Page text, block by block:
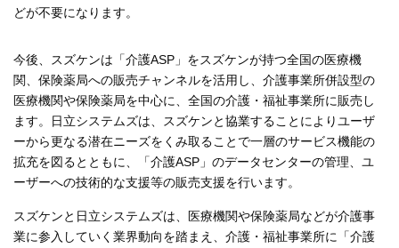
どが不要になります。
今後、スズケンは「介護ASP」をスズケンが持つ全国の医療機
関、保険薬局への販売チャンネルを活用し、介護事業所併設型の
医療機関や保険薬局を中心に、全国の介護・福祉事業所に販売し
ます。日立システムズは、スズケンと協業することによりユーザ
ーから更なる潜在ニーズをくみ取ることで一層のサービス機能の
拡充を図るとともに、「介護ASP」のデータセンターの管理、ユ
ーザーへの技術的な支援等の販売支援を行います。
スズケンと日立システムズは、医療機関や保険薬局などが介護事
業に参入していく業界動向を踏まえ、介護・福祉事業所に「介護